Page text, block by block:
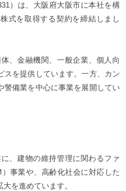
）は、大阪府大阪市に本社を構
式を取得する契約を締結しまし
、金融機関、一般企業、個人向
スを提供しています。一方、カン
警備業を中心に事業を展開してい
、建物の維持管理に関わるファ
事業や、高齢化社会に対応した
を進めています。